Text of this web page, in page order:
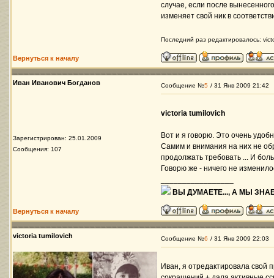
случае, если после
изменяет свой ник в
Последний раз редактировалось:
Вернуться к началу
Иван Иванович Богданов
Зарегистрирован: 25.01.2009
Сообщения: 107
Сообщение №5 / 31 Янв 2009 21:42
victoria tumilovich
Вот и я говорю. Это очень
Самим и внимания на них не
продолжать требовать ... И
Говорю же - ничего не
ВЫ ДУМАЕТЕ..., А МЫ
Вернуться к началу
victoria tumilovich Сообщение №6 / 31 Янв 2009 22:03
Иван, я отредактировала свой